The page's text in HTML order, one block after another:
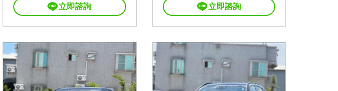
立即諮詢 立即諮詢